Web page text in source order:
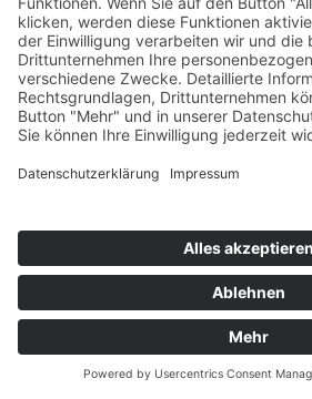
E-Mail:info@moebel-wiemer.de
Öffnungszeiten
Montag – Freitag 10 – 19 Uhr
Samstag 9 – 18 Uhr
Das Unternehmen
Karriere
Folgen Sie uns
Facebook